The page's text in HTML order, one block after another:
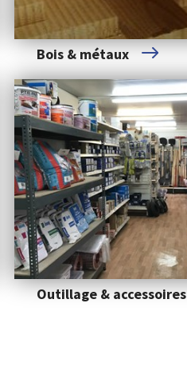
Bois & métaux
Outillage & accessoires